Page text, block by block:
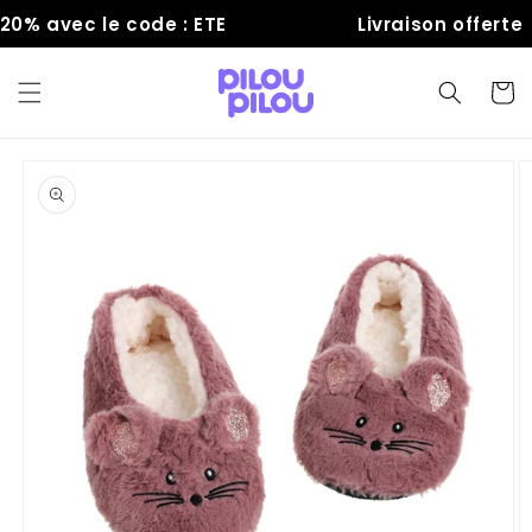
passer
au
avec le code : ETE Livraison offerte
Panier
informations
produits